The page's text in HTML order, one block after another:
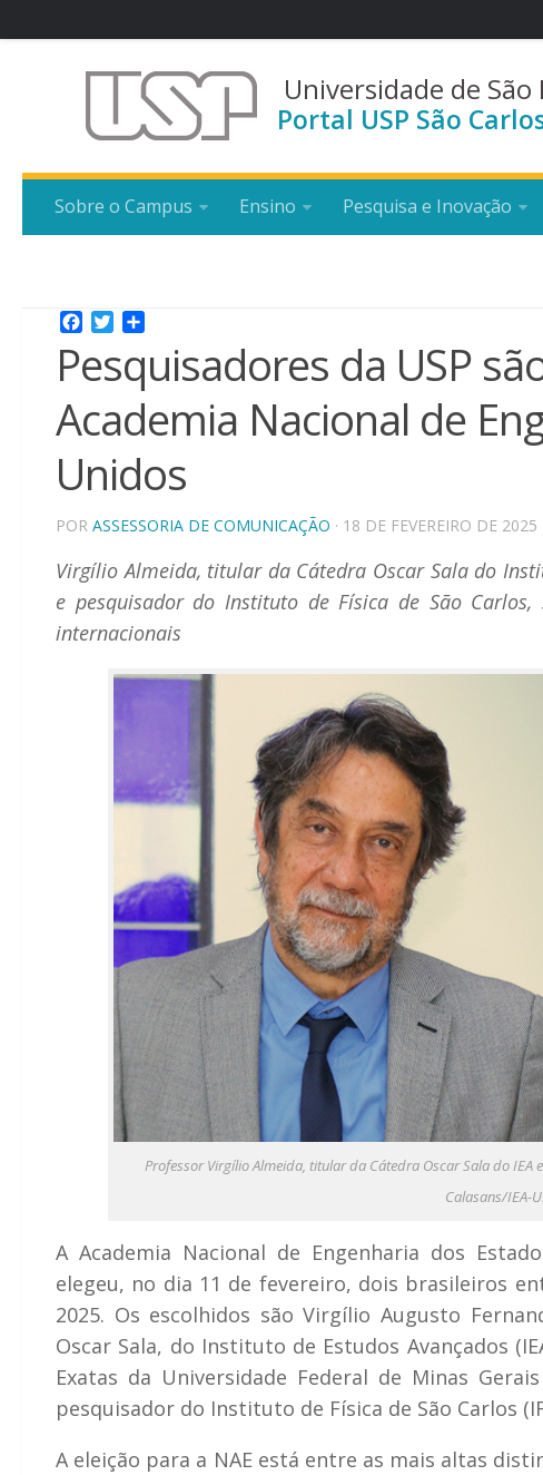
Universidade de São
Portal USP São
Sobre o Campus Ensino Pesquisa e Inovação
Facebook
Twitter
Pesquisadores da USP
Academia Nacional de
Unidos
POR ASSESSORIA DE COMUNICAÇÃO · 18 DE FEVEREIRO DE 2025
Virgílio Almeida, titular da Cátedra Oscar Sala do
e pesquisador do Instituto de Física de São
internacionais
Professor Virgílio Almeida, titular da Cátedra Oscar Sala do IEA
Calasans/IEA-
A Academia Nacional de Engenharia dos
elegeu, no dia 11 de fevereiro, dois brasileiros
2025. Os escolhidos são Virgílio Augusto
Oscar Sala, do Instituto de Estudos Avançados
Exatas da Universidade Federal de Minas
pesquisador do Instituto de Física de São Carlos
A eleição para a NAE está entre as mais altas